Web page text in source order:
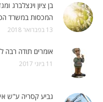
בן ציון וינצלברג
המכסות במשרד
13 בפברואר 2018
אומרים תודה רבה
11 ביוני 2017